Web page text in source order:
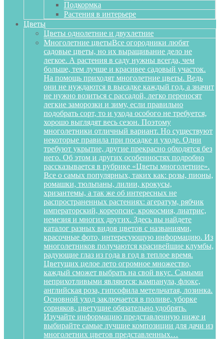
Подкормка
Растения в интерьере
Цветы
Цветы однолетние и двухлетние
Многолетние цветыВсе огородники любят
садовые цветы, но их выращивание дело не
легкое. А растения в саду нужны всегда, чем
больше, тем лучше и красивее садовый участок.
На помощь приходят многолетние цветы. Ведь
они не нуждаются в высадке каждый год, а значит
не нужно возиться с рассадой, легко переносят
легкие заморозки и зиму, если правильно
подобрать сорт, то и ухода особого не требуется,
хорошо выглядят весь сезон. Поэтому
многолетники отличный вариант. Но существуют
некоторые правила при посадке и уходе. Одни
требуют укрытие, другие прекрасно обходятся без
него. Об этом и других особенностях подробно
рассказывается в рубрике «Цветы многолетние».
Все о самых популярных, таких как: розы, пионы,
ромашки, тюльпаны, лилии, крокусы,
хризантемы, а так же об интересных не
распространенных растениях: агератум, рябчик
императорский, кореопсис, крокосмия, лиатрис,
немезия и многих других. Здесь вы найдете
каталог разных видов цветов с названиями,
красочные фото, интересующую информацию. Из
многолетников получаются красивейшие клумбы,
радующие глаз из года в год в теплое время.
Цветущих целое лето огромное множество,
каждый сможет выбрать на свой вкус. Самыми
неприхотливыми являются: кампанула, флокс,
английская роза, гипсофила метельчатая, лозинка.
Основной уход заключается в поливе, уборке
сорняков, цветущие обязательно удобрять.
Изучайте информацию представленную ниже и
выбирайте самые лучшие композиции для дачи из
многолетних цветов представленных…